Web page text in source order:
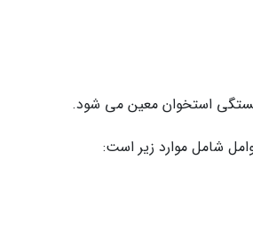
استخوان معین می شود.
شامل موارد زیر است: